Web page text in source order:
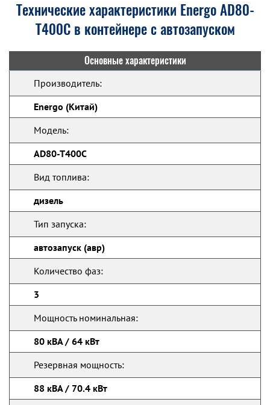
Технические характеристики Energo AD80-
T400C в контейнере с автозапуском
Основные характеристики
Производитель:
Energo (Китай)
Модель:
AD80-T400C
Вид топлива:
дизель
Тип запуска:
автозапуск (авр)
Количество фаз:
3
Мощность номинальная:
80 кВА / 64 кВт
Резервная мощность:
88 кВА / 70.4 кВт